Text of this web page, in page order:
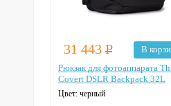
31 443 Р
В
Рюкзак для фотоаппарата
Covert DSLR Backpack 32L
Цвет: черный